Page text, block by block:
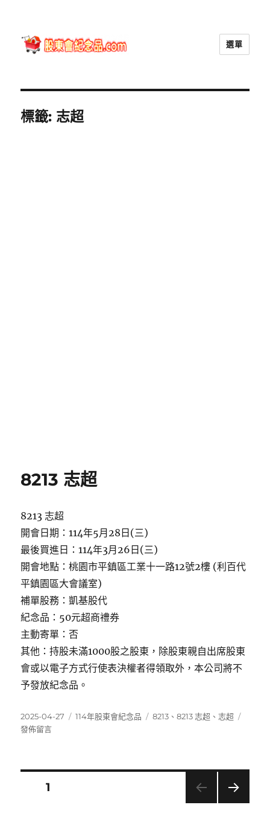
選單
標籤: 志超
8213 志超
8213 志超
開會日期：114年5月28日(三)
最後買進日：114年3月26日(三)
開會地點：桃園市平鎮區工業十一路12號2樓 (利百代
平鎮園區大會議室)
補單股務：凱基股代
紀念品：50元超商禮券
主動寄單：否
其他：持股未滿1000股之股東，除股東親自出席股東
會或以電子方式行使表決權者得領取外，本公司將不
予發放紀念品。
發
佈
2025-04-27
分
114年股東會紀念品
標
8213 、8213 志超 、志超
發佈留言
頁次1